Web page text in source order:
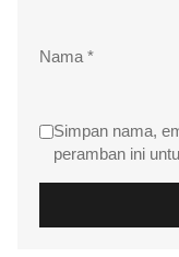
Nama *
Simpan nama,
peramban ini